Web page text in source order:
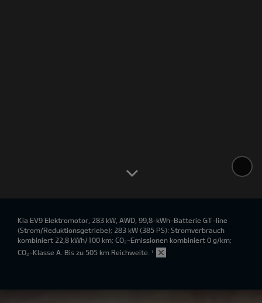
Kia EV9 Elektromotor, 283 kW, AWD, 99,8-kWh-Batterie GT-line
(Strom/Reduktionsgetriebe); 283 kW (385 PS): Stromverbrauch
kombiniert 22,8 kWh/100 km; CO₂-Emissionen kombiniert 0 g/km;
CO₂-Klasse A. Bis zu 505 km Reichweite. ¹